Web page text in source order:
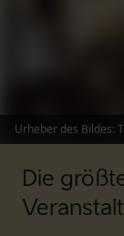
Urheber des Bildes:
Die